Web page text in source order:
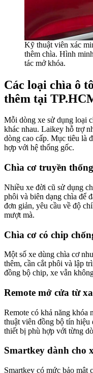
Kỹ thuật viên xác
thêm chìa. Hình
tác mở khóa.
Các loại chìa ô
thêm tại
Mỗi dòng xe sử dụng loại
khác nhau. Laikey hỗ trợ
dòng cao cấp. Mục tiêu là
hợp với hệ thống gốc.
Chìa cơ truyền thống
Nhiều xe đời cũ sử dụng
phôi và biên dạng chìa để
đơn giản, yêu cầu về độ
mượt mà.
Chìa cơ có chip
Một số xe dùng chìa cơ
thêm, cần cắt phôi và lập
đồng bộ chip, xe vẫn
Remote mở cửa từ xa
Remote có khả năng khóa
thuật viên đồng bộ tín hiệu
thiết bị phù hợp với từng
Smartkey dành cho
Smartkey có mức bảo mật